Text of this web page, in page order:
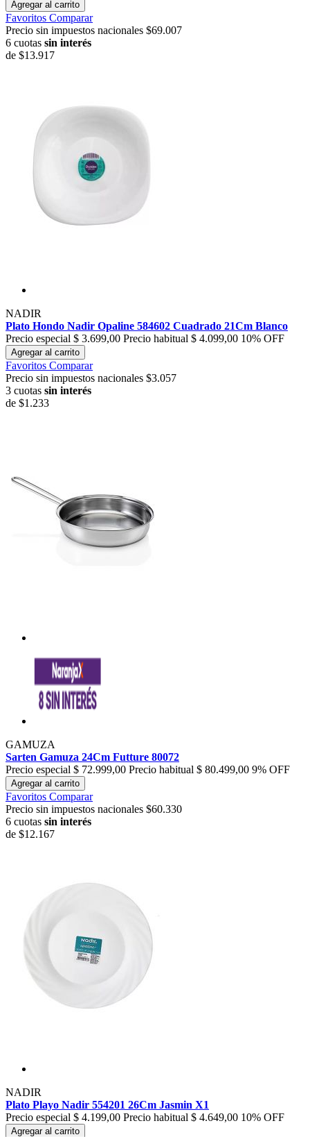
Agregar al carrito
Favoritos Comparar
Precio sin impuestos nacionales $69.007
6 cuotas sin interés
de $13.917
NADIR
Plato Hondo Nadir Opaline 584602 Cuadrado 21Cm Blanco
Precio especial $ 3.699,00 Precio habitual $ 4.099,00 10% OFF
Agregar al carrito
Favoritos Comparar
Precio sin impuestos nacionales $3.057
3 cuotas sin interés
de $1.233
GAMUZA
Sarten Gamuza 24Cm Futture 80072
Precio especial $ 72.999,00 Precio habitual $ 80.499,00 9% OFF
Agregar al carrito
Favoritos Comparar
Precio sin impuestos nacionales $60.330
6 cuotas sin interés
de $12.167
NADIR
Plato Playo Nadir 554201 26Cm Jasmin X1
Precio especial $ 4.199,00 Precio habitual $ 4.649,00 10% OFF
Agregar al carrito